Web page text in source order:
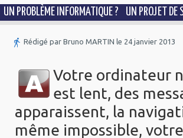
UN PROBLÈME INFORMATIQUE ? UN PROJET DE
Rédigé par Bruno MARTIN le 24 janvier 2013
Votre ordinateur
est lent, des
apparaissent, la
même impossible,